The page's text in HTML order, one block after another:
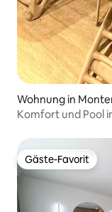
Wohnung in
Komfort und Pool
Gäste-Favorit
Gäste-Favorit